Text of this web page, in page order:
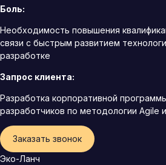
Боль:
Необходимость повышения
связи с быстрым развитием
разработке
Запрос клиента:
Разработка корпоративной
разработчиков по методологии Agile
Заказать звонок
Эко-Ланч